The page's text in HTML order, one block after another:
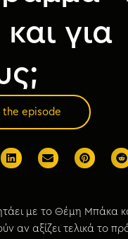
για
the episode
με το Θέμη Μπάκα
αν αξίζει τελικά το